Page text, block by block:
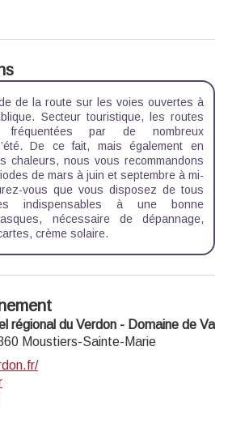
de la route sur les voies ouvertes à
Secteur touristique, les routes
fréquentées par de nombreux
De ce fait, mais également en
chaleurs, nous vous recommandons
de mars à juin et septembre à mi-
vous que vous disposez de tous
indispensables à une bonne
nécessaire de dépannage,
crème solaire.
régional du Verdon - Domaine de Valx
Moustiers-Sainte-Marie